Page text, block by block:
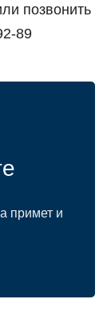
позвонить
89
примет и